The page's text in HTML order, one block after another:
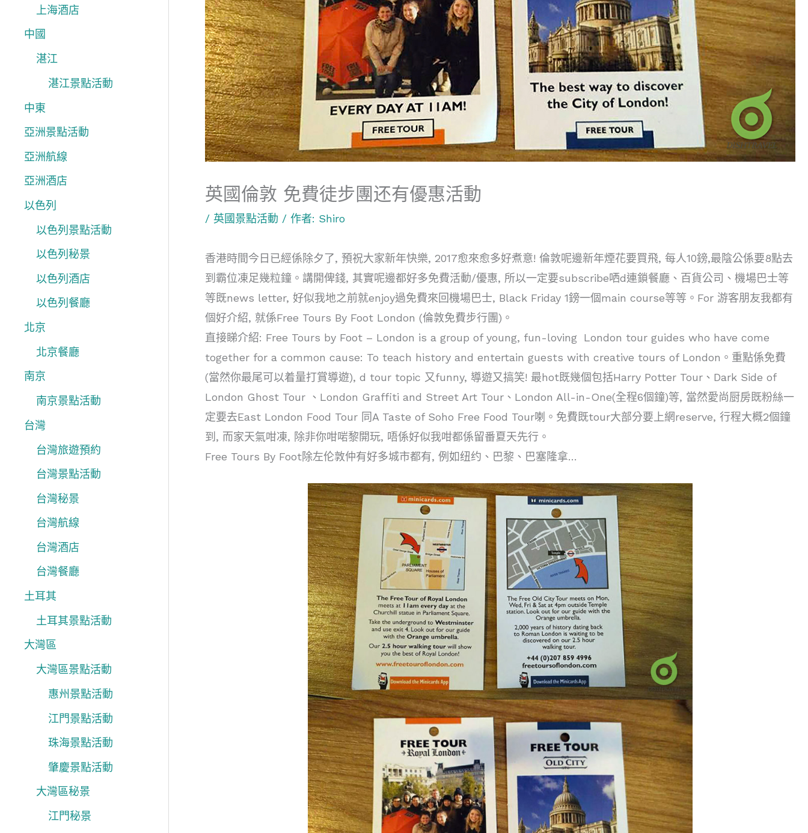
上海酒店
中國
湛江
湛江景點活動
中東
亞洲景點活動
亞洲航線
亞洲酒店
以色列
以色列景點活動
以色列秘景
以色列酒店
以色列餐廳
北京
北京餐廳
南京
南京景點活動
台灣
台灣旅遊預約
台灣景點活動
台灣秘景
台灣航線
台灣酒店
台灣餐廳
土耳其
土耳其景點活動
大灣區
大灣區景點活動
惠州景點活動
江門景點活動
珠海景點活動
肇慶景點活動
大灣區秘景
江門秘景
英國倫敦 免費徒步團还有優惠活動
/ 英國景點活動 / 作者: Shiro
香港時間今日已經係除夕了, 預祝大家新年快樂, 2017愈來愈多好煮意! 倫敦呢邊新年煙花要買飛, 每人10鎊,最陰公係要8點去
到霸位凍足幾粒鐘。講開俾錢, 其實呢邊都好多免費活動/優惠, 所以一定要subscribe哂d連鎖餐廳、百貨公司、機場巴士等
等既news letter, 好似我地之前就enjoy過免費來回機場巴士, Black Friday 1鎊一個main course等等。For 游客朋友我都有
個好介紹, 就係Free Tours By Foot London (倫敦免費步行團)。
直接睇介紹: Free Tours by Foot – London is a group of young, fun-loving London tour guides who have come
together for a common cause: To teach history and entertain guests with creative tours of London。重點係免費
(當然你最尾可以着量打賞導遊), d tour topic 又funny, 導遊又搞笑! 最hot既幾個包括Harry Potter Tour、Dark Side of
London Ghost Tour 、London Graffiti and Street Art Tour、London All-in-One(全程6個鐘)等, 當然愛尚厨房既粉絲一
定要去East London Food Tour 同A Taste of Soho Free Food Tour喇。免費既tour大部分要上網reserve, 行程大概2個鐘
到, 而家天氣咁凍, 除非你咁啱黎開玩, 唔係好似我咁都係留番夏天先行。
Free Tours By Foot除左伦敦仲有好多城市都有, 例如纽约、巴黎、巴塞隆拿…